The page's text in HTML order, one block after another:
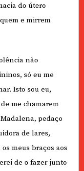
do útero
e mirrem
não
só eu me
Isto sou eu,
me chamarem
pedaço
de lares,
meus braços aos
de o fazer junto